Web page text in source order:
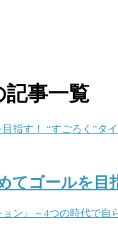
記事一覧
てゴールを